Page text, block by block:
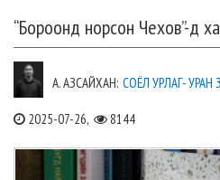
“Бороонд норсон Чехов”-д
А. АЗСАЙХАН: СОЁЛ УРЛАГ-
2025-07-26, 8144